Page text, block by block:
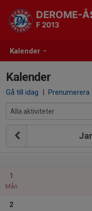
Kalender
DEROME-
F 2013
Kalender
Gå till idag | Prenumerera
1
Mån
2